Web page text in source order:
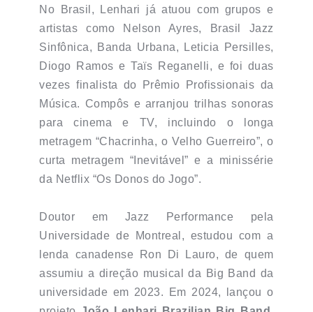
No Brasil, Lenhari já atuou com grupos e
artistas como Nelson Ayres, Brasil Jazz
Sinfônica, Banda Urbana, Leticia Persilles,
Diogo Ramos e Taïs Reganelli, e foi duas
vezes finalista do Prêmio Profissionais da
Música. Compôs e arranjou trilhas sonoras
para cinema e TV, incluindo o longa
metragem “Chacrinha, o Velho Guerreiro”, o
curta metragem “Inevitável” e a minissérie
da Netflix “Os Donos do Jogo”.
Doutor em Jazz Performance pela
Universidade de Montreal, estudou com a
lenda canadense Ron Di Lauro, de quem
assumiu a direção musical da Big Band da
universidade em 2023. Em 2024, lançou o